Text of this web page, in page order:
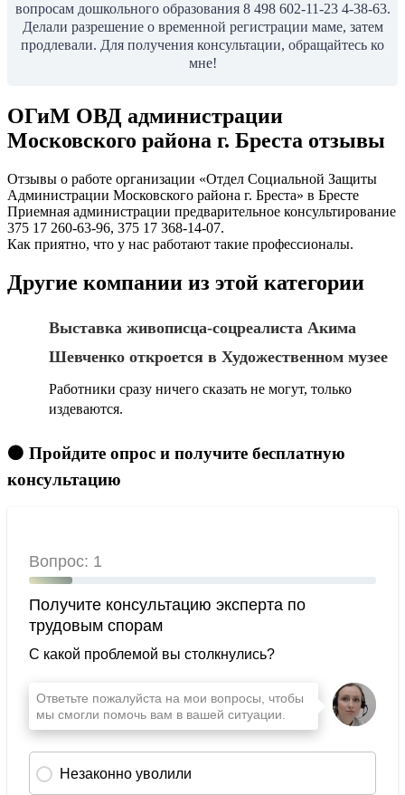
вопросам дошкольного образования 8 498 602-11-23 4-38-63.
Делали разрешение о временной регистрации маме, затем
продлевали. Для получения консультации, обращайтесь ко
мне!
ОГиМ ОВД администрации
Московского района г. Бреста отзывы
Отзывы о работе организации «Отдел Социальной Защиты
Администрации Московского района г. Бреста» в Бресте
Приемная администрации предварительное консультирование
375 17 260-63-96, 375 17 368-14-07.
Как приятно, что у нас работают такие профессионалы.
Другие компании из этой категории
Выставка живописца-соцреалиста Акима
Шевченко откроется в Художественном музее
Работники сразу ничего сказать не могут, только
издеваются.
🟠 Пройдите опрос и получите бесплатную
консультацию